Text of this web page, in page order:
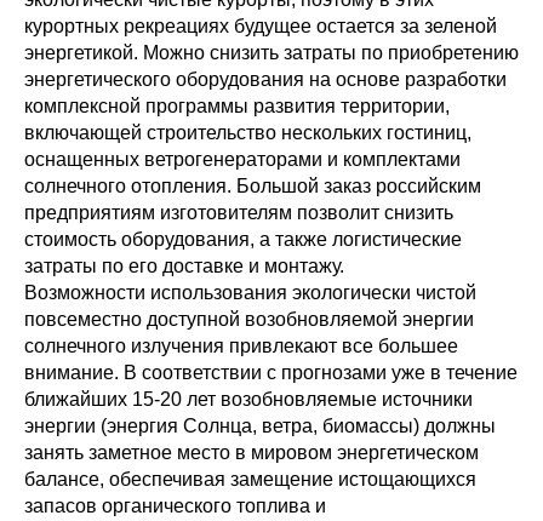
курортных рекреациях будущее остается за зеленой
энергетикой. Можно снизить затраты по приобретению
энергетического оборудования на основе разработки
комплексной программы развития территории,
включающей строительство нескольких гостиниц,
оснащенных ветрогенераторами и комплектами
солнечного отопления. Большой заказ российским
предприятиям изготовителям позволит снизить
стоимость оборудования, а также логистические
затраты по его доставке и монтажу.
Возможности использования экологически чистой
повсеместно доступной возобновляемой энергии
солнечного излучения привлекают все большее
внимание. В соответствии с прогнозами уже в течение
ближайших 15-20 лет возобновляемые источники
энергии (энергия Солнца, ветра, биомассы) должны
занять заметное место в мировом энергетическом
балансе, обеспечивая замещение истощающихся
запасов органического топлива и